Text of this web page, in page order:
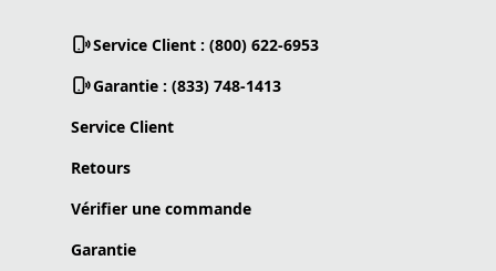
Service Client : (800) 622-6953
Garantie : (833) 748-1413
Service Client
Retours
Vérifier une commande
Garantie